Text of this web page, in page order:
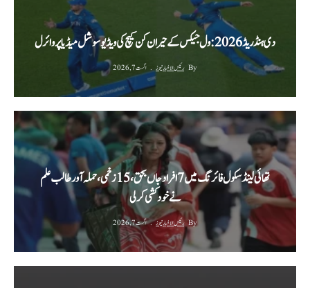
دی ہنڈریڈ 2026: ول جیکس کے حیران کن کیچ کی ویڈیو سوشل میڈیا پر وائرل
By رئیس الاخبار نیوز اگست 7, 2026
تھائی لینڈ سکول فائرنگ میں 7 افراد جاں بحق، 15 زخمی، حملہ آور طالب علم
نے خودکشی کر لی
By رئیس الاخبار نیوز اگست 7, 2026